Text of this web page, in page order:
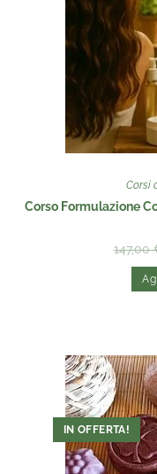
Corsi
Corso Formulazione
147,00
IN OFFERTA!